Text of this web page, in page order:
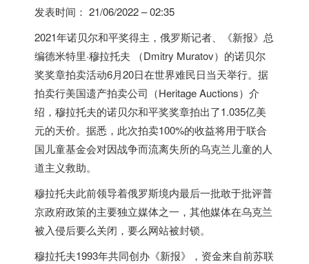
发表时间： 21/06/2022 – 02:35
2021年诺贝尔和平奖得主， 俄罗斯记者、《新报》总
编德米特里·穆拉托夫 （Dmitry Muratov）的诺贝尔
奖奖章拍卖活动6月20日在世界难民日当天举行。据
拍卖行美国遗产拍卖公司（Heritage Auctions）介
绍，穆拉托夫的诺贝尔和平奖奖章拍出了1.035亿美
元的天价。据悉，此次拍卖100%的收益将用于联合
国儿童基金会对因战争而流离失所的乌克兰儿童的人
道主义救助。
穆拉托夫此前领导着俄罗斯境内最后一批敢于批评普
京政府政策的主要独立媒体之一，其他媒体在乌克兰
被入侵后要么关闭，要么网站被封锁。
穆拉托夫1993年共同创办《新报》，资金来自前苏联